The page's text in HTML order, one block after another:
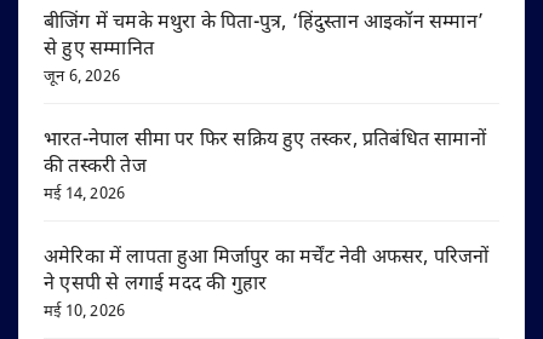
बीजिंग में चमके मथुरा के पिता-पुत्र, ‘हिंदुस्तान आइकॉन सम्मान’
से हुए सम्मानित
जून 6, 2026
भारत-नेपाल सीमा पर फिर सक्रिय हुए तस्कर, प्रतिबंधित सामानों
की तस्करी तेज
मई 14, 2026
अमेरिका में लापता हुआ मिर्जापुर का मर्चेंट नेवी अफसर, परिजनों
ने एसपी से लगाई मदद की गुहार
मई 10, 2026